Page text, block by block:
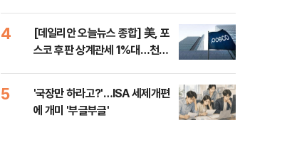
4
[데일리안 오늘뉴스 종합] 美, 포
스코 후판 상계관세 1%대…천하
5
'국장만 하라고?'…ISA 세제개편
에 개미 '부글부글'